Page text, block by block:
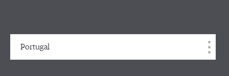
Portugal